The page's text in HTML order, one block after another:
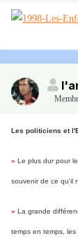
Les politiciens et
» Le plus dur pour
souvenir de ce qu'il
» La grande
temps en temps, les